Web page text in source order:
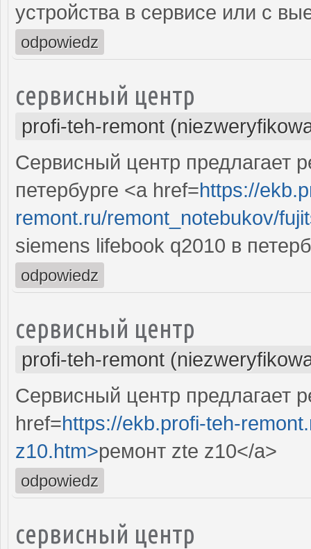
устройства в сервисе или с
odpowiedz
сервисный центр
profi-teh-remont
Сервисный центр предлагает
петербурге <a href=https://
remont.ru/remont_notebukov/
siemens lifebook q2010 в
odpowiedz
сервисный центр
profi-teh-remont
Сервисный центр предлагает
href=https://ekb.profi-teh-
z10.htm>ремонт zte z10</a>
odpowiedz
сервисный центр